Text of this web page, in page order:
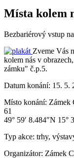
Místa kolem
Bezbariérový vstup
Zveme Vás
kolem nás v
zámku" č.p.5.
Datum konání: 15. 5.
Místo konání: Zámek
61
49° 59′ 8.484″N 15°
Typ akce: trhy,
Organizátor: Zámek